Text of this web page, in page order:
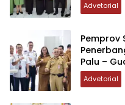
Advetorial
Pemprov
Palu –
Advetorial